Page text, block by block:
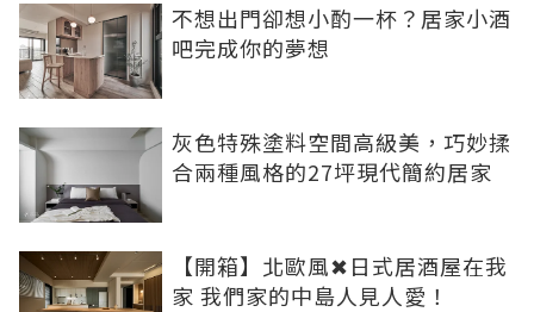
不想出門卻想小酌一杯？居家小酒
吧完成你的夢想
灰色特殊塗料空間高級美，巧妙揉
合兩種風格的27坪現代簡約居家
【開箱】北歐風✖日式居酒屋在我
家 我們家的中島人見人愛！